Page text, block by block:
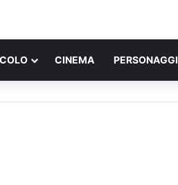
CINEMA PERSONAGGI